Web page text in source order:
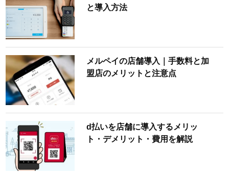
と導入方法
メルペイの店舗導入｜手数料と加
盟店のメリットと注意点
d払いを店舗に導入するメリッ
ト・デメリット・費用を解説